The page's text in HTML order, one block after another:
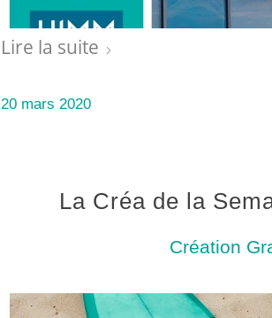
Lire la suite
20 mars 2020
La Créa de la
Création